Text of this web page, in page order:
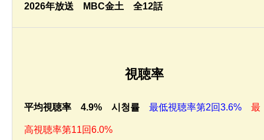
2026年放送 MBC金土 全12話
視聴率
平均視聴率 4.9% 시청률 最低視聴率第2回3.6% 最
高視聴率第11回6.0%